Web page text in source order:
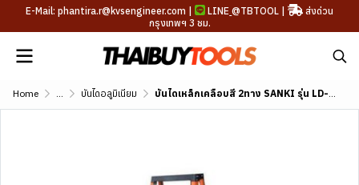
E-Mail: phantira.r@kvsengineer.com | LINE @TBTOOL |
ส่งด่วน
กรุงเทพฯ 3 ชม.
Home ... บันไดอลูมิเนียม บันไดเหล็กเคลือบสี 2ทาง SANKI รุ่น LD-PP2 (4-8 ขั้น)